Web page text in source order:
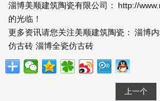
淄博美顺建筑陶瓷有限公司： http://
的光临！
更多资讯请您关注美顺建筑陶瓷： 淄博
仿古砖 淄博全瓷仿古砖
上一个